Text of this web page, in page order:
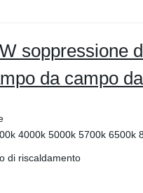
soppressione
da campo
4000k 5000k 5700k 6500k
di riscaldamento